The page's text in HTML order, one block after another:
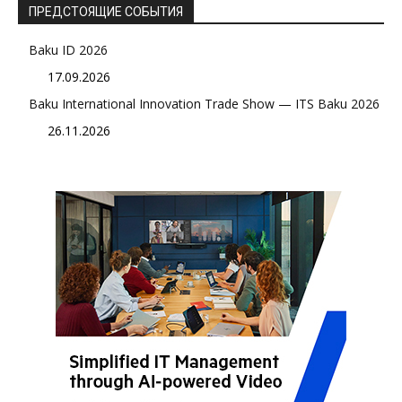
ПРЕДСТОЯЩИЕ СОБЫТИЯ
Baku ID 2026
17.09.2026
Baku International Innovation Trade Show — ITS Baku 2026
26.11.2026